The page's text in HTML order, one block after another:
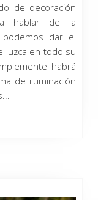
de decoración
hablar de la
podemos dar el
luzca en todo su
habrá
de iluminación